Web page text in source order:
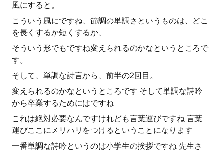
風にすると。
こういう風にですね、節調の単調さというものは、どこ
を長くするか短くするか、
そういう形でもですね変えられるのかなというところで
す。
そして、単調な詩言から、前半の2回目。
変えられるのかなというところです そして単調な詩吟
から卒業するためにはですね
これは絶対必要なんですけれども言葉運びですね 言葉
運びここにメリハリをつけるということになります
一番単調な詩吟というのは小学生の挨拶ですね 先生さ